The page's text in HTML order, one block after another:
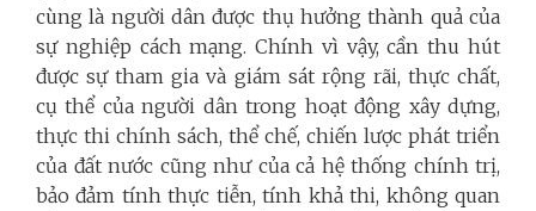
cùng là người dân được thụ hưởng thành quả của
sự nghiệp cách mạng. Chính vì vậy, cần thu hút
được sự tham gia và giám sát rộng rãi, thực chất,
cụ thể của người dân trong hoạt động xây dựng,
thực thi chính sách, thể chế, chiến lược phát triển
của đất nước cũng như của cả hệ thống chính trị,
bảo đảm tính thực tiễn, tính khả thi, không quan